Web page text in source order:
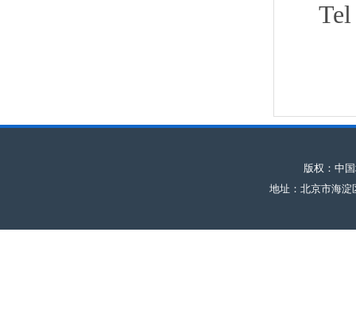
Tel
版权：中
地址：北京市海